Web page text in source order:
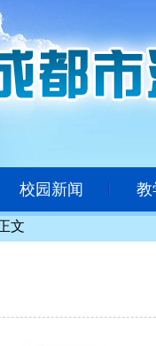
校园新闻 教
文